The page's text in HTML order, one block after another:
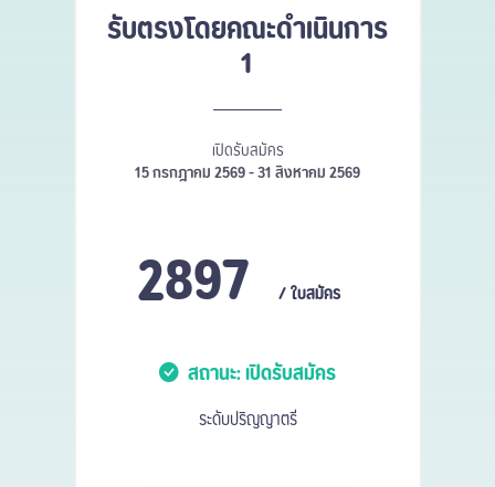
รับตรงโดยคณะดำเนินการ
1
เปิดรับสมัคร
15 กรกฎาคม 2569 - 31 สิงหาคม 2569
2897 / ใบสมัคร
สถานะ: เปิดรับสมัคร
ระดับปริญญาตรี